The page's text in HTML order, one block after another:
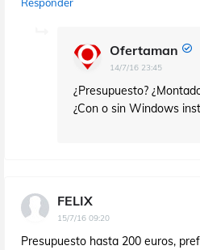
Ofertaman
14/7/16 23:45
¿Presupuesto?
¿Con o sin Windows
FELIX
15/7/16 09:20
Presupuesto hasta 200 euros,